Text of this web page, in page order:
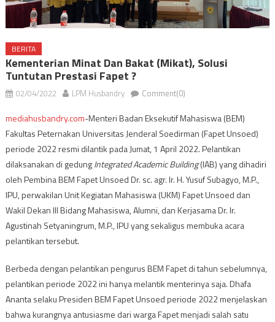
BERITA
Kementerian Minat Dan Bakat (Mikat), Solusi
Tuntutan Prestasi Fapet ?
02/04/2022 LPM Husbandry Comment(0)
mediahusbandry.com-Menteri Badan Eksekutif Mahasiswa (BEM)
Fakultas Peternakan Universitas Jenderal Soedirman (Fapet Unsoed)
periode 2022 resmi dilantik pada Jumat, 1 April 2022. Pelantikan
dilaksanakan di gedungIntegrated Academic Building(IAB) yang dihadiri
oleh Pembina BEM Fapet Unsoed Dr. sc. agr. Ir. H. Yusuf Subagyo, M.P.,
IPU, perwakilan Unit Kegiatan Mahasiswa (UKM) Fapet Unsoed dan
Wakil Dekan III Bidang Mahasiswa, Alumni, dan Kerjasama Dr. Ir.
Agustinah Setyaningrum, M.P., IPU yang sekaligus membuka acara
pelantikan tersebut.
Berbeda dengan pelantikan pengurus BEM Fapet di tahun sebelumnya,
pelantikan periode 2022 ini hanya melantik menterinya saja. Dhafa
Ananta selaku Presiden BEM Fapet Unsoed periode 2022 menjelaskan
bahwa kurangnya antusiasme dari warga Fapet menjadi salah satu